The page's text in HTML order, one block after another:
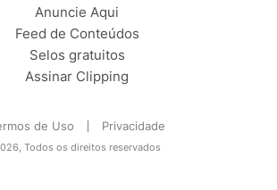
Anuncie Aqui
Feed de Conteúdos
Selos gratuitos
Assinar Clipping
de Uso Privacidade
Todos os direitos reservados